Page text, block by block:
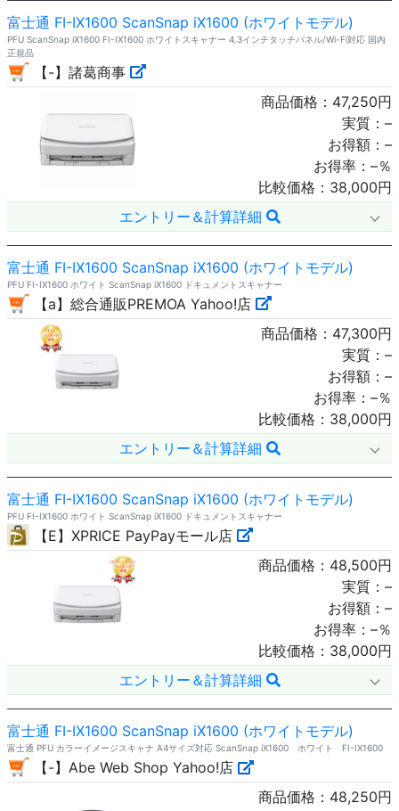
富士通 FI-IX1600 ScanSnap iX1600 (ホワイトモデル)
PFU ScanSnap iX1600 FI-IX1600 ホワイトスキャナー 4.3インチタッチパネル/Wi-Fi対応 国内
正規品
【-】諸葛商事
商品価格： 47,250円
実質： –
お得額： –
お得率： –％
比較価格： 38,000円
エントリー＆計算詳細
富士通 FI-IX1600 ScanSnap iX1600 (ホワイトモデル)
PFU FI-IX1600 ホワイト ScanSnap iX1600 ドキュメントスキャナー
【a】総合通販PREMOA Yahoo!店
商品価格： 47,300円
実質： –
お得額： –
お得率： –％
比較価格： 38,000円
エントリー＆計算詳細
富士通 FI-IX1600 ScanSnap iX1600 (ホワイトモデル)
PFU FI-IX1600 ホワイト ScanSnap iX1600 ドキュメントスキャナー
【E】XPRICE PayPayモール店
商品価格： 48,500円
実質： –
お得額： –
お得率： –％
比較価格： 38,000円
エントリー＆計算詳細
富士通 FI-IX1600 ScanSnap iX1600 (ホワイトモデル)
富士通 PFU カラーイメージスキャナ A4サイズ対応 ScanSnap iX1600 ホワイト FI-IX1600
【-】Abe Web Shop Yahoo!店
商品価格： 48,250円